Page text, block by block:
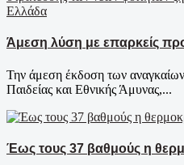
Ελλάδα
Άμεση λύση με επαρκείς
Την άμεση έκδοση των
Παιδείας και Εθνικής Άμυνας,...
Έως τους 37 βαθμούς η